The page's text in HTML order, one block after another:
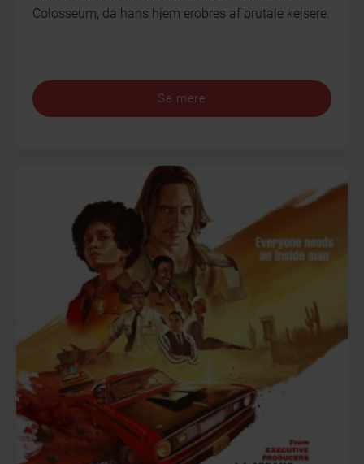
Colosseum, da hans hjem erobres af brutale kejsere.
Se mere